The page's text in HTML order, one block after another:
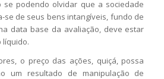
se podendo olvidar que a sociedade
se de seus bens intangíveis, fundo de
data base da avaliação, deve estar
líquido.
o preço das ações, quiçá, possa
um resultado de manipulação de